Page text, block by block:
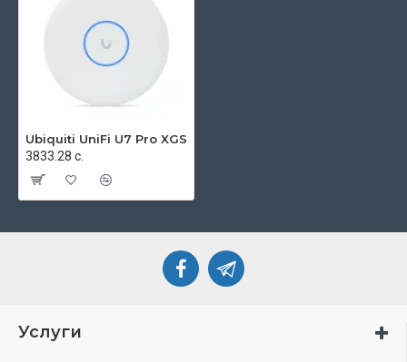
Ubiquiti UniFi U7 Pro XGS
3833.28 с.
Услуги